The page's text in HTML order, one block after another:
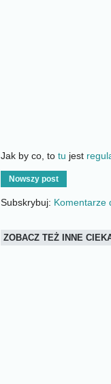
Jak by co, to tu jest
Nowszy post
Subskrybuj: Komentarze
ZOBACZ TEŻ INNE